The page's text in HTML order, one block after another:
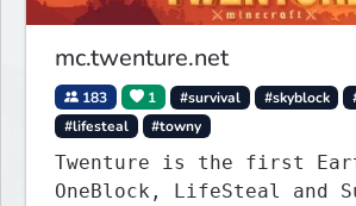
mc.twenture.net
183 1 #survival #skyblock
#lifesteal
#towny
Twenture is the first
OneBlock, LifeSteal and